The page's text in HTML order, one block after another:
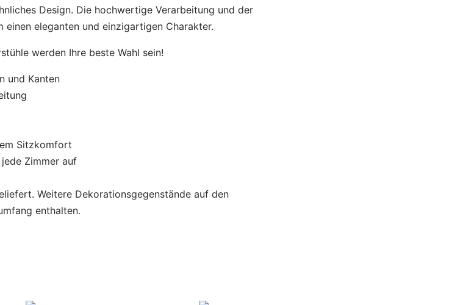
Design. Die hochwertige Verarbeitung und der
einen eleganten und einzigartigen Charakter.
werden Ihre beste Wahl sein!
und Kanten
Sitzkomfort
Zimmer auf
Weitere Dekorationsgegenstände auf den
enthalten.